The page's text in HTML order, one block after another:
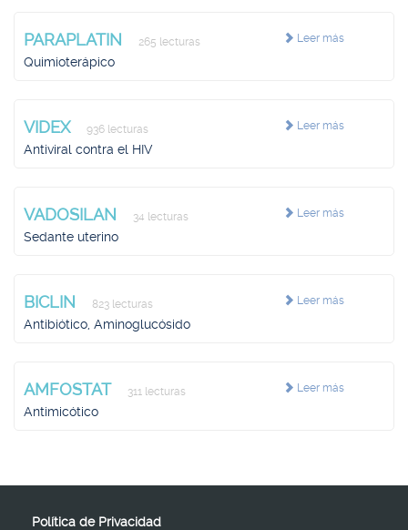
Leer más
PARAPLATIN 265 lecturas
Quimioterápico
Leer más
VIDEX 936 lecturas
Antiviral contra el HIV
Leer más
VADOSILAN 34 lecturas
Sedante uterino
Leer más
BICLIN 823 lecturas
Antibiótico, Aminoglucósido
Leer más
AMFOSTAT 311 lecturas
Antimicótico
Política de Privacidad